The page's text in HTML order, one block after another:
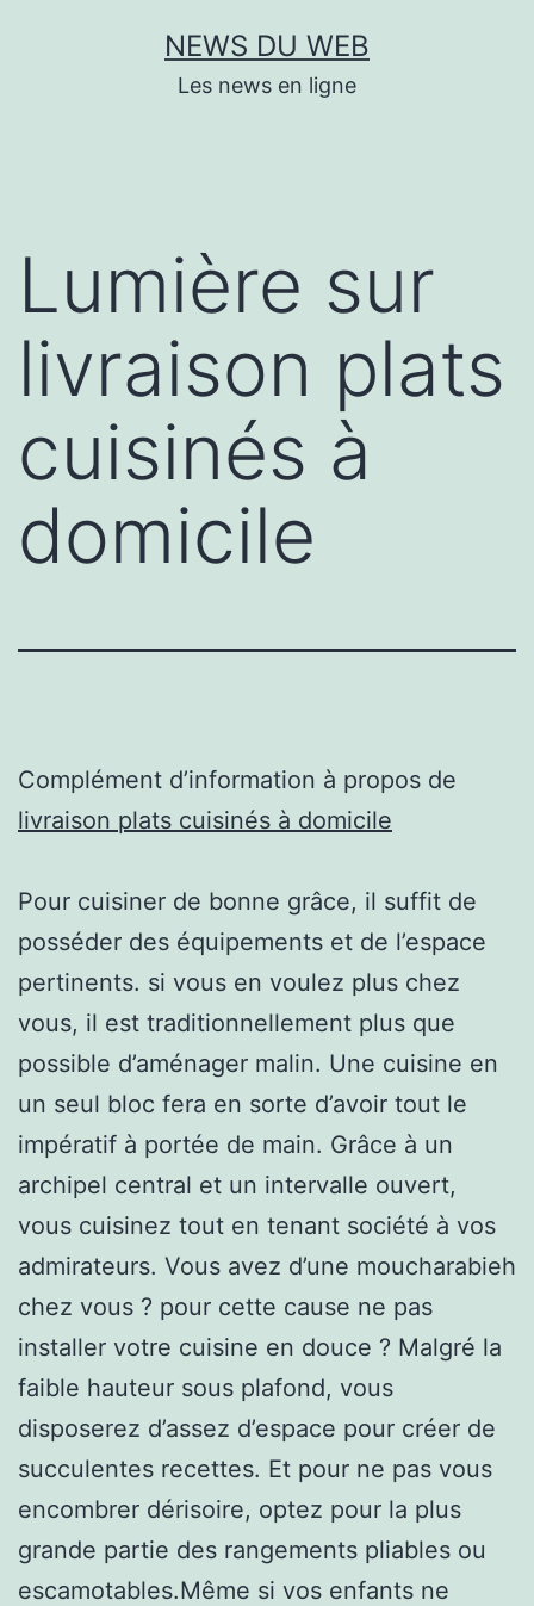
NEWS DU WEB
Les news en ligne
Lumière sur
livraison plats
cuisinés à
domicile
Complément d’information à propos de
livraison plats cuisinés à domicile
Pour cuisiner de bonne grâce, il suffit de
posséder des équipements et de l’espace
pertinents. si vous en voulez plus chez
vous, il est traditionnellement plus que
possible d’aménager malin. Une cuisine en
un seul bloc fera en sorte d’avoir tout le
impératif à portée de main. Grâce à un
archipel central et un intervalle ouvert,
vous cuisinez tout en tenant société à vos
admirateurs. Vous avez d’une moucharabieh
chez vous ? pour cette cause ne pas
installer votre cuisine en douce ? Malgré la
faible hauteur sous plafond, vous
disposerez d’assez d’espace pour créer de
succulentes recettes. Et pour ne pas vous
encombrer dérisoire, optez pour la plus
grande partie des rangements pliables ou
escamotables.Même si vos enfants ne